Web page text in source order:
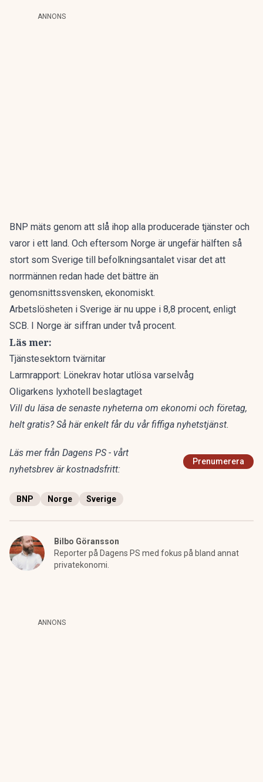
ANNONS
BNP mäts genom att slå ihop alla producerade tjänster och
varor i ett land. Och eftersom Norge är ungefär hälften så
stort som Sverige till befolkningsantalet visar det att
norrmännen redan hade det bättre än
genomsnittssvensken, ekonomiskt.
Arbetslösheten i Sverige är nu uppe i 8,8 procent, enligt
SCB. I Norge är siffran under två procent.
Läs mer:
Tjänstesektorn tvärnitar
Larmrapport: Lönekrav hotar utlösa varselvåg
Oligarkens lyxhotell beslagtaget
Vill du läsa de senaste nyheterna om ekonomi och företag,
helt gratis?Så här enkelt får du vår fiffiga nyhetstjänst.
Läs mer från Dagens PS - vårt
nyhetsbrev är kostnadsfritt:
Prenumerera
BNP Norge Sverige
Bilbo Göransson
Reporter på Dagens PS med fokus på bland annat
privatekonomi.
ANNONS